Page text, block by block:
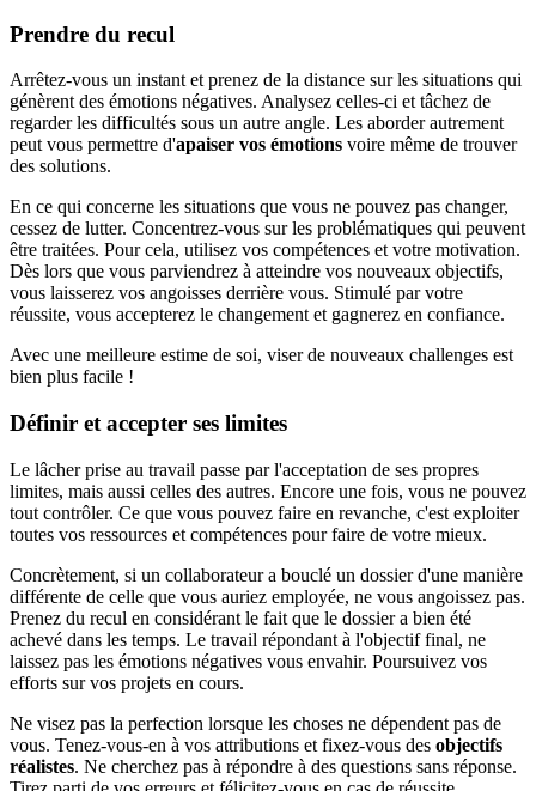
Prendre du recul
Arrêtez-vous un instant et prenez de la distance sur les situations qui
génèrent des émotions négatives. Analysez celles-ci et tâchez de
regarder les difficultés sous un autre angle. Les aborder autrement
peut vous permettre d'apaiser vos émotions voire même de trouver
des solutions.
En ce qui concerne les situations que vous ne pouvez pas changer,
cessez de lutter. Concentrez-vous sur les problématiques qui peuvent
être traitées. Pour cela, utilisez vos compétences et votre motivation.
Dès lors que vous parviendrez à atteindre vos nouveaux objectifs,
vous laisserez vos angoisses derrière vous. Stimulé par votre
réussite, vous accepterez le changement et gagnerez en confiance.
Avec une meilleure estime de soi, viser de nouveaux challenges est
bien plus facile !
Définir et accepter ses limites
Le lâcher prise au travail passe par l'acceptation de ses propres
limites, mais aussi celles des autres. Encore une fois, vous ne pouvez
tout contrôler. Ce que vous pouvez faire en revanche, c'est exploiter
toutes vos ressources et compétences pour faire de votre mieux.
Concrètement, si un collaborateur a bouclé un dossier d'une manière
différente de celle que vous auriez employée, ne vous angoissez pas.
Prenez du recul en considérant le fait que le dossier a bien été
achevé dans les temps. Le travail répondant à l'objectif final, ne
laissez pas les émotions négatives vous envahir. Poursuivez vos
efforts sur vos projets en cours.
Ne visez pas la perfection lorsque les choses ne dépendent pas de
vous. Tenez-vous-en à vos attributions et fixez-vous des objectifs
réalistes. Ne cherchez pas à répondre à des questions sans réponse.